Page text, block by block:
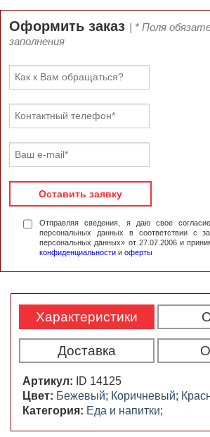
Оформить заказ | * Поля
заполнения
Оставить заявку
Отправляя сведения, я даю свое
персональных данных в соответствии с
персональных данных» от 27.07.2006 и
конфиденциальности и оферты
Характеристики
Доставка
Артикул:
ID 14125
Цвет: Бежевый; Коричневый;
Категория: Еда и напитки;